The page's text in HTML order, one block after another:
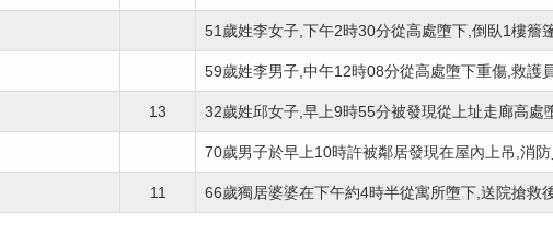
51歲姓李女子,下午2時30分從高處墮下,倒臥1樓簷
59歲姓李男子,中午12時08分從高處墮下重傷,救護
13 32歲姓邱女子,早上9時55分被發現從上址走廊高處
70歲男子於早上10時許被鄰居發現在屋內上吊,消防
11 66歲獨居婆婆在下午約4時半從寓所墮下,送院搶救